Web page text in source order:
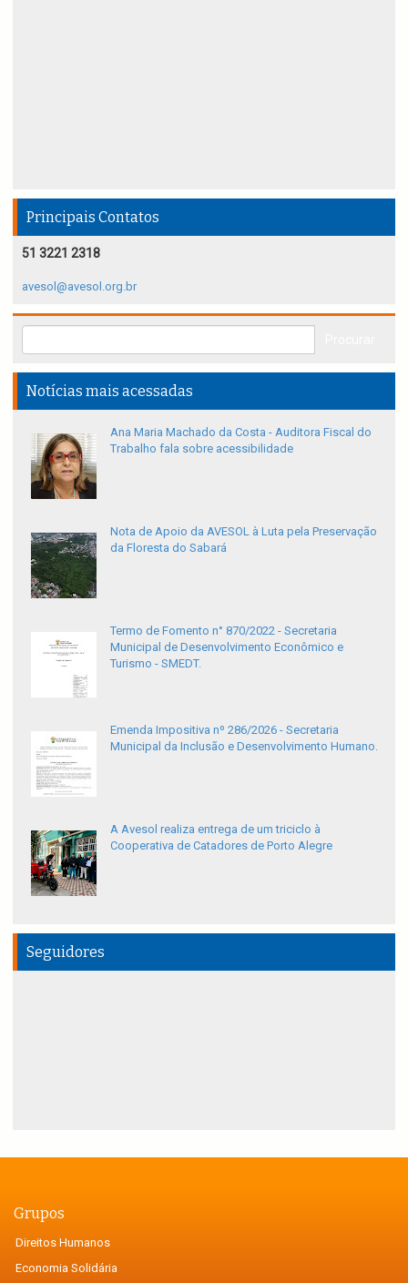
Principais Contatos
51 3221 2318
avesol@avesol.org.br
Notícias mais acessadas
Ana Maria Machado da Costa - Auditora Fiscal do
Trabalho fala sobre acessibilidade
Nota de Apoio da AVESOL à Luta pela Preservação
da Floresta do Sabará
Termo de Fomento n° 870/2022 - Secretaria
Municipal de Desenvolvimento Econômico e
Turismo - SMEDT.
Emenda Impositiva nº 286/2026 - Secretaria
Municipal da Inclusão e Desenvolvimento Humano.
A Avesol realiza entrega de um triciclo à
Cooperativa de Catadores de Porto Alegre
Seguidores
Grupos
Direitos Humanos
Economia Solidária